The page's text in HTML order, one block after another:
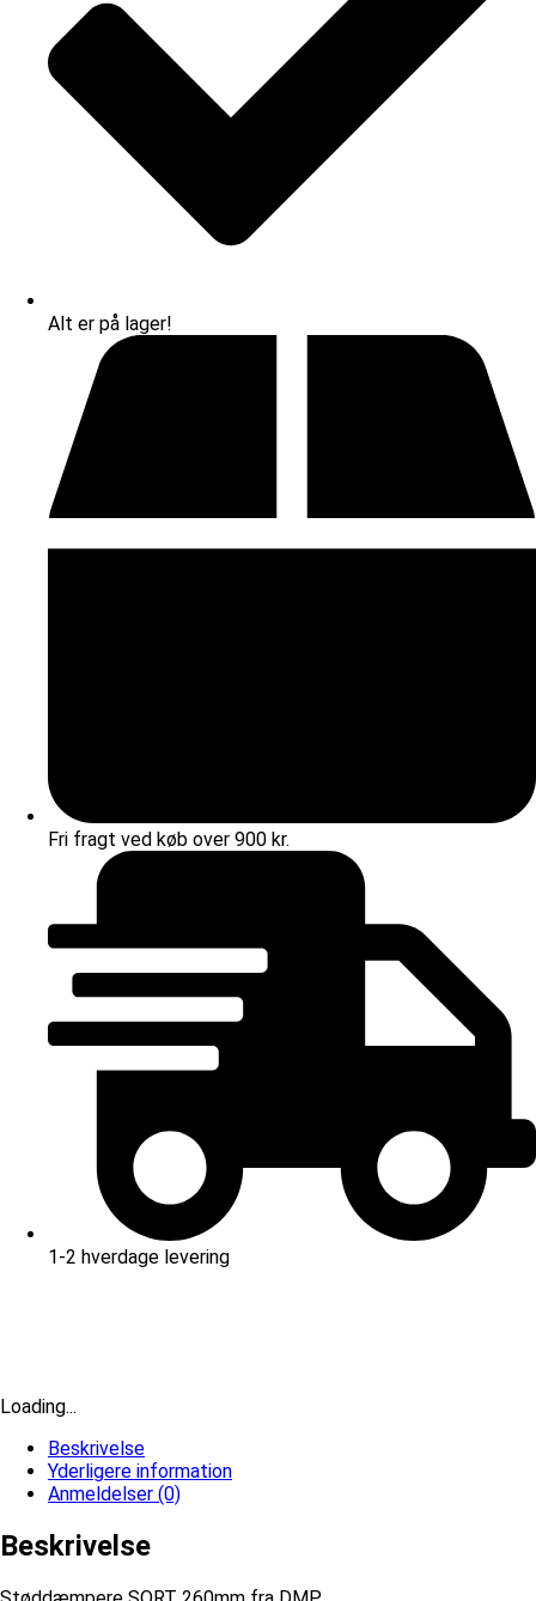
Alt er på lager!
Fri fragt ved køb over 900 kr.
1-2 hverdage levering
Loading...
Beskrivelse
Yderligere information
Anmeldelser (0)
Beskrivelse